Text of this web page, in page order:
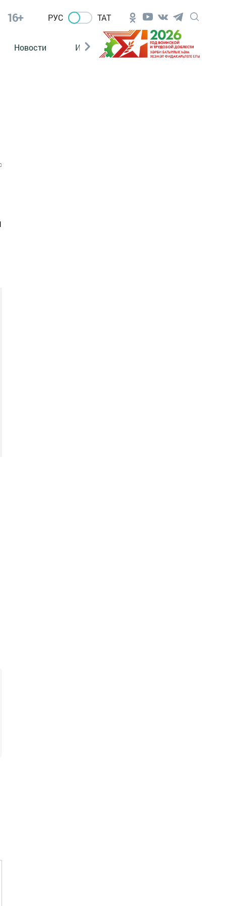
16+ РУС ТАТ
Новости Из зала суда